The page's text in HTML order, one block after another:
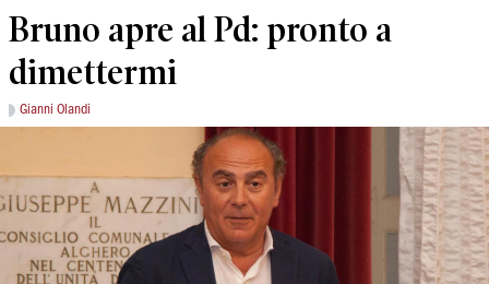
Bruno apre al Pd: pronto a
dimettermi
Gianni Olandi